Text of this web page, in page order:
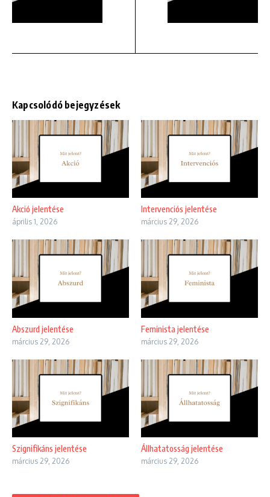
Kapcsolódó bejegyzések
Akció jelentése
április 1, 2026
Intervenciós jelentése
március 29, 2026
Abszurd jelentése
március 29, 2026
Feminista jelentése
március 29, 2026
Szignifikáns jelentése
március 29, 2026
Állhatatosság jelentése
március 29, 2026